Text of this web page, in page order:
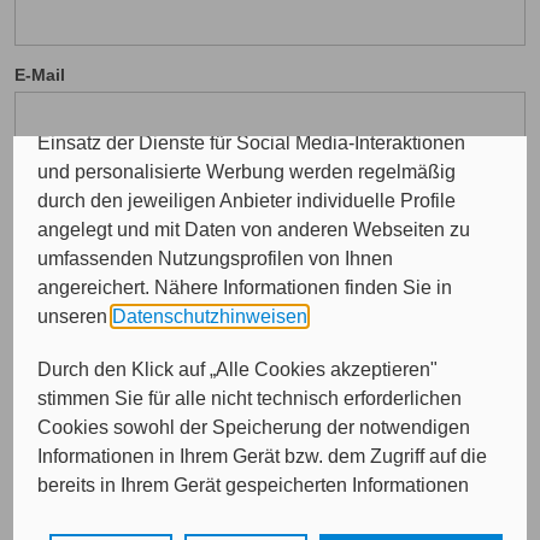
Insgesamt werden Ihre Daten an maximal sechs
Einsatz der Dienste für Social Media-Interaktionen
und personalisierte Werbung werden regelmäßig
durch den jeweiligen Anbieter individuelle Profile
angelegt und mit Daten von anderen Webseiten zu
umfassenden Nutzungsprofilen von Ihnen
angereichert. Nähere Informationen finden Sie in
unseren Datenschutzhinweisen
Durch den Klick auf „Alle Cookies akzeptieren"
stimmen Sie für alle nicht technisch erforderlichen
Cookies sowohl der Speicherung der notwendigen
Informationen in Ihrem Gerät bzw. dem Zugriff auf die
bereits in Ihrem Gerät gespeicherten Informationen
E-Mail
Von wem möchten Sie beraten werden?
Bitte treffen Sie eine Auswahl...